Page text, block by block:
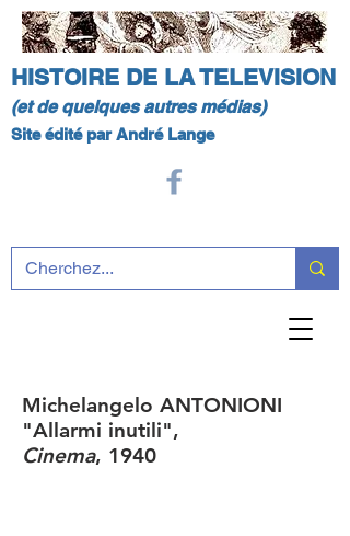
HISTOIRE DE LA TELEVISION
(et de quelques autres médias)
Site édité par André Lange
Michelangelo ANTONIONI
"Allarmi inutili",
Cinema, 1940